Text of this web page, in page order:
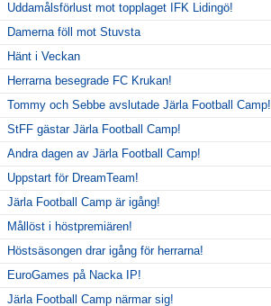
Uddamålsförlust mot topplaget IFK Lidingö!
Damerna föll mot Stuvsta
Hänt i Veckan
Herrarna besegrade FC Krukan!
Tommy och Sebbe avslutade Järla Football Camp!
StFF gästar Järla Football Camp!
Andra dagen av Järla Football Camp!
Uppstart för DreamTeam!
Järla Football Camp är igång!
Mållöst i höstpremiären!
Höstsäsongen drar igång för herrarna!
EuroGames på Nacka IP!
Järla Football Camp närmar sig!